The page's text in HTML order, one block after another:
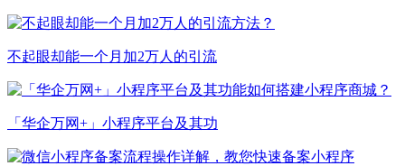
不起眼却能一个月加2万人的引流
「华企万网+」小程序平台及其功